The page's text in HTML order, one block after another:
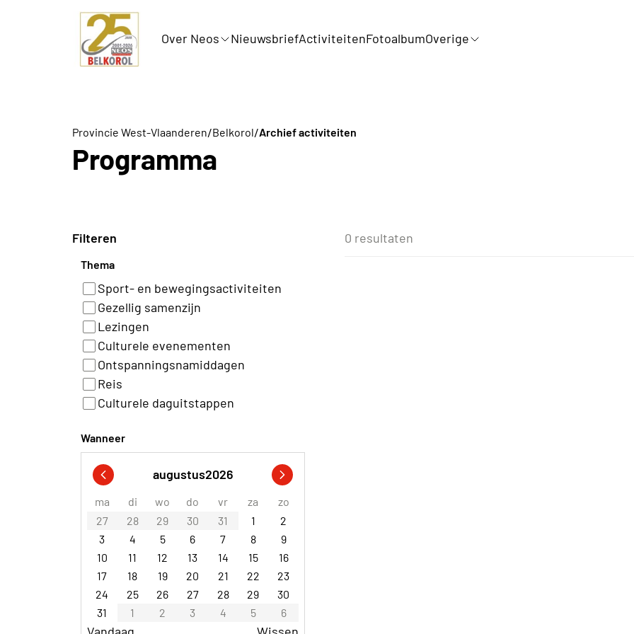
Over Neos NieuwsbriefActiviteitenFotoalbumOverige
Provincie West-Vlaanderen/Belkorol/Archief activiteiten
Programma
Filteren
Thema
Sport- en bewegingsactiviteiten
Gezellig samenzijn
Lezingen
Culturele evenementen
Ontspanningsnamiddagen
Reis
Culturele daguitstappen
Wanneer
augustus2026
ma di wo do vr za
zo
27
28 29 30 31 1
2
3
4 5 6 7 8
9
10
11 12 13 14 15
16
17
18 19 20 21 22
23
24
25 26 27 28 29
30
31
1 2 3 4 5 6
0 resultaten